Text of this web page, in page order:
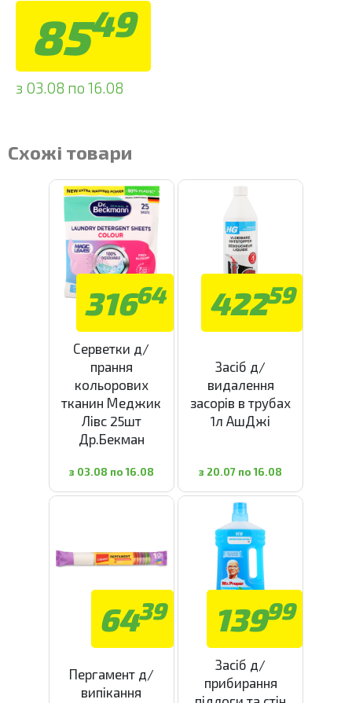
8549
з 03.08 по 16.08
Схожі товари
31664
Серветки д/
прання
кольорових
тканин Меджик
Лівс 25шт
Др.Бекман
з 03.08 по 16.08
42259
Засіб д/
видалення
засорів в трубах
1л АшДжі
з 20.07 по 16.08
6439
Пергамент д/
випікання
13999
Засіб д/
прибирання